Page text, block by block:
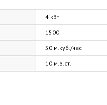
4 кВт
1500
50 м.куб./час
10 м.в.ст.